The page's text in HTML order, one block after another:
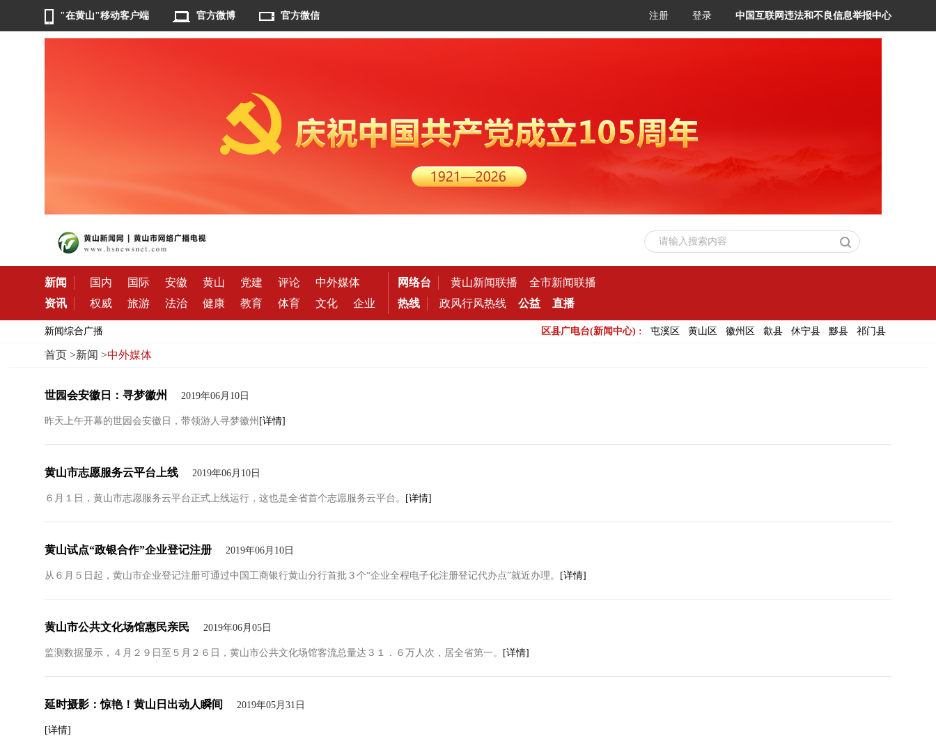
"在黄山"移动客户端 官方微博 官方微信 注册 登录 中国互联网违法和不良信息举报中心
请输入搜索内容
新闻 国内 国际 安徽 黄山 党建 评论
中外媒体
资讯
权威 旅游 法治 健康 教育 体育 文化 企业
网络台 黄山新闻联播
全市新闻联播
热线
政风行风热线 公益 直播
新闻综合广播 区县广电台(新闻中心) : 屯溪区 黄山区 徽州区 歙县 休宁县 黟县 祁门县
首页>新闻 >中外媒体
世园会安徽日：寻梦徽州 2019年06月10日
昨天上午开幕的世园会安徽日，带领游人寻梦徽州 [详情]
黄山市志愿服务云平台上线 2019年06月10日
６月１日，黄山市志愿服务云平台正式上线运行，这也是全省首个志愿服务云平台。 [详情]
黄山试点“政银合作”企业登记注册 2019年06月10日
从６月５日起，黄山市企业登记注册可通过中国工商银行黄山分行首批３个“企业全程电子化注册登记代办点”就近办理。 [详情]
黄山市公共文化场馆惠民亲民 2019年06月05日
监测数据显示，４月２９日至５月２６日，黄山市公共文化场馆客流总量达３１．６万人次，居全省第一。 [详情]
延时摄影：惊艳！黄山日出动人瞬间 2019年05月31日
[详情]